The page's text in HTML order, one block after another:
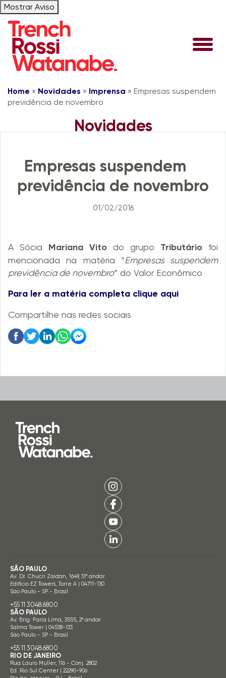
Mostrar Aviso
Home » Novidades » Imprensa » Empresas suspendem
previdência de novembro
Novidades
Empresas suspendem
previdência de novembro
01/02/2016
A Sócia Mariana Vito do grupo Tributário foi
mencionada na matéria “Empresas suspendem
previdência de novembro” do Valor Econômico
Para ler a matéria completa clique aqui
Compartilhe nas redes sociais
SÃO PAULO
Av. Dr. Chucri Zaidan, 1649, 31º andar
Edifício EZ Towers, Torre A | 04711-130
São Paulo - SP - Brasil
+55 11 3048.6800
SÃO PAULO
Av. Brig. Faria Lima, 3555, 2º andar
Salma Tower | 04538-133
São Paulo - SP - Brasil
+55 11 3048.6800
RIO DE JANEIRO
Rua Lauro Muller, 116 - Conj. 2802
Ed. Rio Sul Center | 22290-906